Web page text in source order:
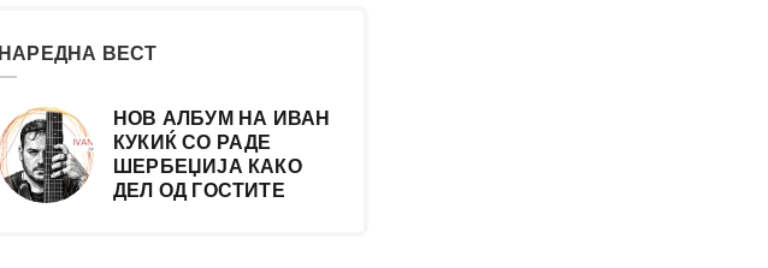
НАРЕДНА ВЕСТ
НОВ АЛБУМ НА ИВАН
КУКИЌ СО РАДЕ
ШЕРБЕЏИЈА КАКО
ДЕЛ ОД ГОСТИТЕ